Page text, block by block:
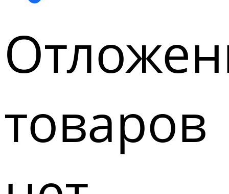
товаров